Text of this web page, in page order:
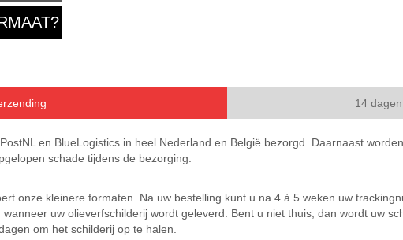
14
en BlueLogistics in heel Nederland en België bezorgd. Daarnaast
schade tijdens de bezorging.
onze kleinere formaten. Na uw bestelling kunt u na 4 à 5 weken uw
uw olieverfschilderij wordt geleverd. Bent u niet thuis, dan wordt uw
om het schilderij op te halen.